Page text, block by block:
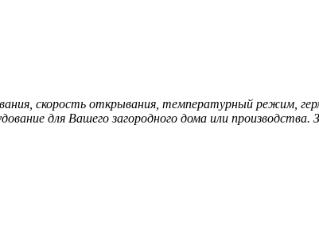
скорость открывания, температурный режим,
для Вашего загородного дома или производства.